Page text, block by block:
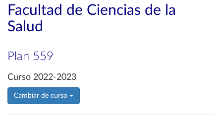
Facultad de Ciencias de la
Salud
Plan 559
Curso 2022-2023
Cambiar de curso